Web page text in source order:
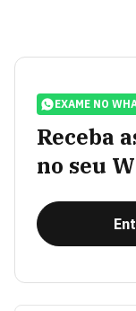
EXAME NO
Receba
no seu